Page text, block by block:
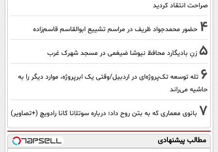
صراحت انتقاد کردید
4 حضور محمدجواد ظریف در مراسم تشییع ابوالقاسم قاسم‌زاده
5 زنِ بادیگارد محافظ نیوشا ضیغمی در مسجد شهرک غرب
6 تله توسعه تک‌پروژه‌ای در اردبیل/وقتی یک ابرپروژه، موارد دیگر را به
حاشیه می‌راند
7 بانوی معماری که به بتن روح داد؛ درباره سوتلانا کانا رادویچ (+تصاویر)
مطالب پیشنهادی